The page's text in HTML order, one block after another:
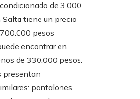
de 3.000
Salta tiene un precio
pesos
encontrar en
de 330.000 pesos.
presentan
pantalones